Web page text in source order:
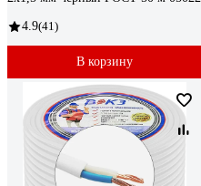
4.9(41)
В корзину